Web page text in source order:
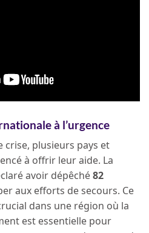
à l’urgence
crise, plusieurs pays et
à offrir leur aide. La
avoir dépêché82
aux efforts de secours. Ce
dans une région où la
est essentielle pour